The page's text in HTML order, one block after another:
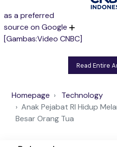
as a preferred
source on Google
[Gambas:Video CNBC]
Read Entire
Homepage
Technology
Anak Pejabat RI Hidup
Besar Orang Tua